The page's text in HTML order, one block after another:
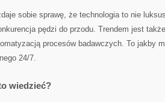
sobie sprawę, że technologia to nie
pędzi do przodu. Trendem jest
procesów badawczych. To jakby
24/7.
wiedzieć?